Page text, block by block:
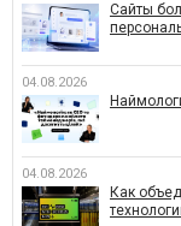
Сайты
04.08.2026
04.08.2026
Как